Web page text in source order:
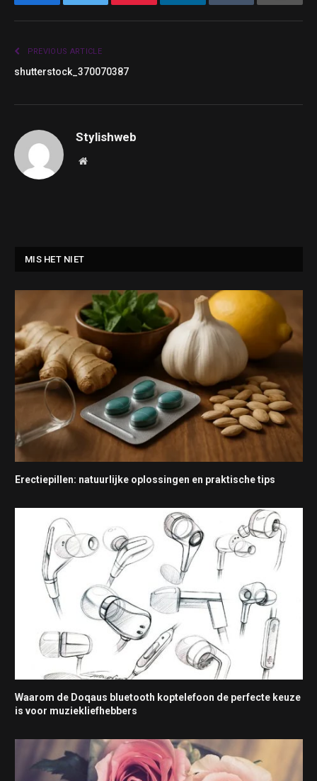
PREVIOUS ARTICLE
shutterstock_370070387
Stylishweb
Website
MIS HET NIET
Erectiepillen: natuurlijke oplossingen en praktische tips
Waarom de Doqaus bluetooth koptelefoon de perfecte keuze
is voor muziekliefhebbers